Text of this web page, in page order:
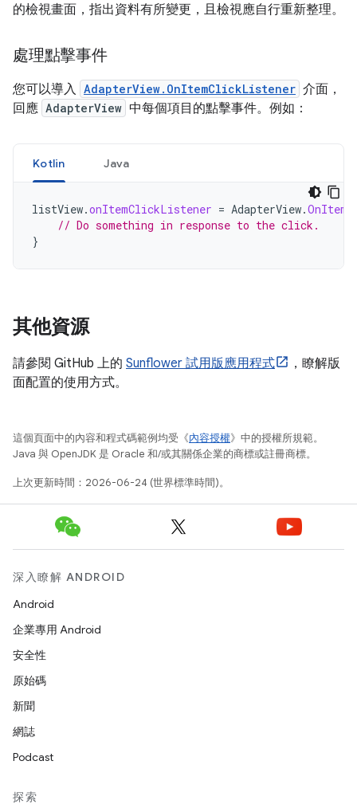
的檢視畫面，指出資料有所變更，且檢視應自行重新整理。
處理點擊事件
您可以導入 AdapterView.OnItemClickListener 介面，
回應 AdapterView 中每個項目的點擊事件。例如：
Kotlin Java
listView.onItemClickListener = AdapterView.
// Do something in response to the click.
}
其他資源
請參閱 GitHub 上的 Sunflower 試用版應用程式
，瞭解版
面配置的使用方式。
這個頁面中的內容和程式碼範例均受《內容授權》中的授權所規範。
Java 與 OpenJDK 是 Oracle 和/或其關係企業的商標或註冊商標。
上次更新時間：2026-06-24 (世界標準時間)。
深入瞭解 ANDROID
Android
企業專用 Android
安全性
原始碼
新聞
網誌
Podcast
探索